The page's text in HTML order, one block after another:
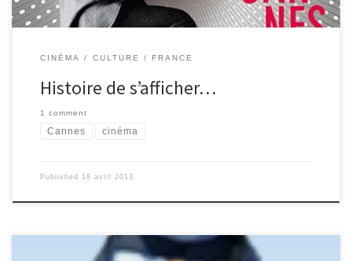
CINÉMA CULTURE FRANCE
Histoire de s’afficher…
1 comment
Cannes cinéma
Published 18 avril 2013